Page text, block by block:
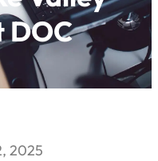
DOC
2025